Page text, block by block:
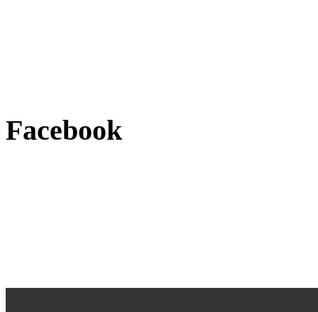
Facebook